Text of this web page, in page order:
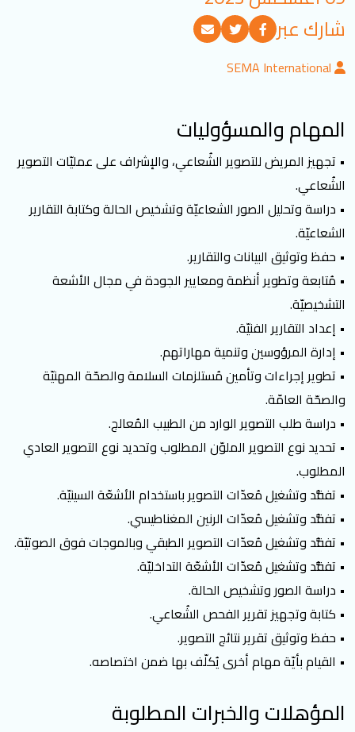
تسجيل الدخول
العربية
تابعنا
شارك عبر
SEMA International
المهام والمسؤوليات
• تجهيز المريض للتصوير الشُعاعي، والإشراف على عمليّات التصوير
الشُعاعي.
• دراسة وتحليل الصور الشعاعيّة وتشخيص الحالة وكتابة التقارير
الشعاعيّة.
• حفظ وتوثيق البيانات والتقارير.
• مُتابعة وتطوير أنظمة ومعايير الجودة في مجال الأشعة
التشخيصيّة.
• إعداد التقارير الفنيّة.
• إدارة المرؤوسين وتنمية مهاراتهم.
• تطوير إجراءات وتأمين مُستلزمات السلامة والصحّة المهنيّة
والصحّة العامّة.
• دراسة طلب التصوير الوارد من الطبيب المُعالج.
• تحديد نوع التصوير الملوّن المطلوب وتحديد نوع التصوير العادي
المطلوب.
• تفقُّد وتشغيل مُعدّات التصوير باستخدام الأشعّة السينيّة.
• تفقُّد وتشغيل مُعدّات الرنين المغناطيسي.
• تفقُّد وتشغيل مُعدّات التصوير الطبقي وبالموجات فوق الصوتيّة.
• تفقُّد وتشغيل مُعدّات الأشعّة التداخليّة.
• دراسة الصور وتشخيص الحالة.
• كتابة وتجهيز تقرير الفحص الشُعاعي.
• حفظ وتوثيق تقرير نتائج التصوير.
• القيام بأيّة مهام أخرى يُكلّف بها ضمن اختصاصه.
المؤهلات والخبرات المطلوبة